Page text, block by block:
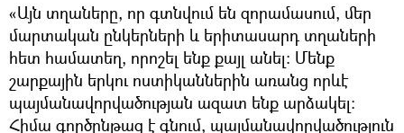
«Այն տղաները, որ գտնվում են զորամասում, մեր
մարտական ընկերների և երիտասարդ տղաների
հետ համատեղ, որոշել ենք քայլ անել: Մենք
շարքային երկու ոստիկաններին առանց որևէ
պայմանավորվածության ազատ ենք արձակել:
Հիմա գործընթաց է գնում, պայմանավորվածություն